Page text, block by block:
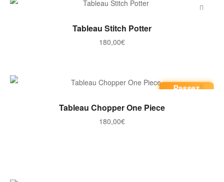
AJOUTER AU PANIER
Tableau Stitch Potter
180,00€
Passez
AJOUTER AU PANIER
Tableau Chopper One Piece
180,00€